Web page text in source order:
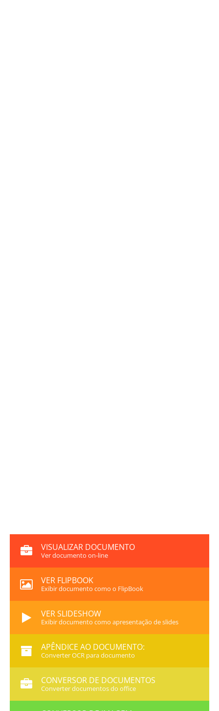
VISUALIZAR DOCUMENTO
Ver documento on-line
VER FLIPBOOK
Exibir documento como o FlipBook
VER SLIDESHOW
Exibir documento como apresentação de slides
APÊNDICE AO DOCUMENTO:
Converter OCR para documento
CONVERSOR DE DOCUMENTOS
Converter documentos do office